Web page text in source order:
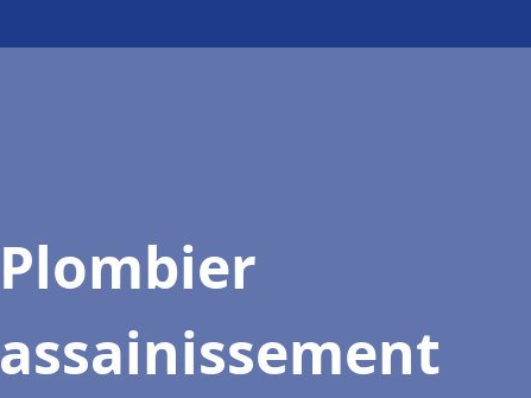
Plombier
assainissement